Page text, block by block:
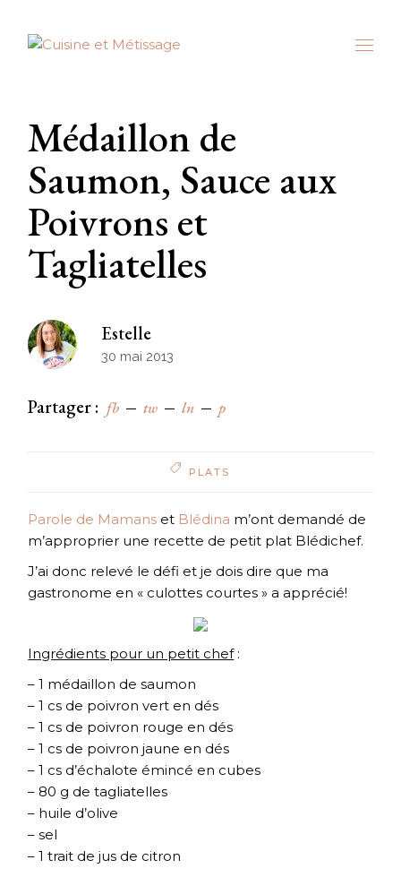
content
Médaillon de
Saumon, Sauce aux
Poivrons et
Tagliatelles
Estelle
30 mai 2013
Partager : fb tw ln p
PLATS
Parole de Mamans et Blédina m’ont demandé de
m’approprier une recette de petit plat Blédichef.
J’ai donc relevé le défi et je dois dire que ma
gastronome en « culottes courtes » a apprécié!
Ingrédients pour un petit chef:
– 1 médaillon de saumon
– 1 cs de poivron vert en dés
– 1 cs de poivron rouge en dés
– 1 cs de poivron jaune en dés
– 1 cs d’échalote émincé en cubes
– 80 g de tagliatelles
– huile d’olive
– sel
– 1 trait de jus de citron